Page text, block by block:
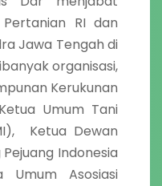
RI dan
Jawa Tengah di
organisasi,
Kerukunan
Umum Tani
Ketua Dewan
Indonesia
Umum Asosiasi